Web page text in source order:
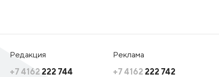
Редакция
+7 4162 222 744
Реклама
+7 4162 222 742